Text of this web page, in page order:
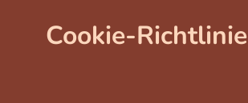
Cookie-Richtlinie